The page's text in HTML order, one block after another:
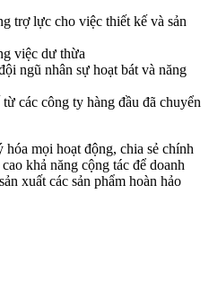
trợ lực cho việc thiết kế và sản
việc dư thừa
ngũ nhân sự hoạt bát và năng
các công ty hàng đầu đã chuyển
mọi hoạt động, chia sẻ chính
khả năng cộng tác để doanh
xuất các sản phẩm hoàn hảo